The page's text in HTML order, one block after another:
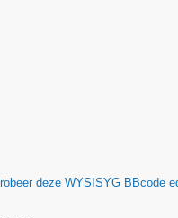
deze WYSISYG BBcode